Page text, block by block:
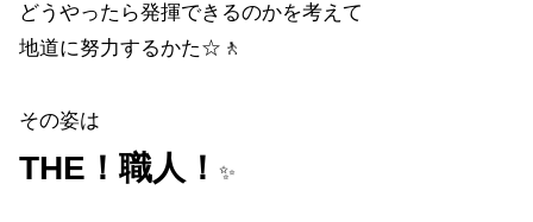
どうやったら発揮できるのかを考えて
地道に努力するかた☆🚶
その姿は
THE！職人！ ✨